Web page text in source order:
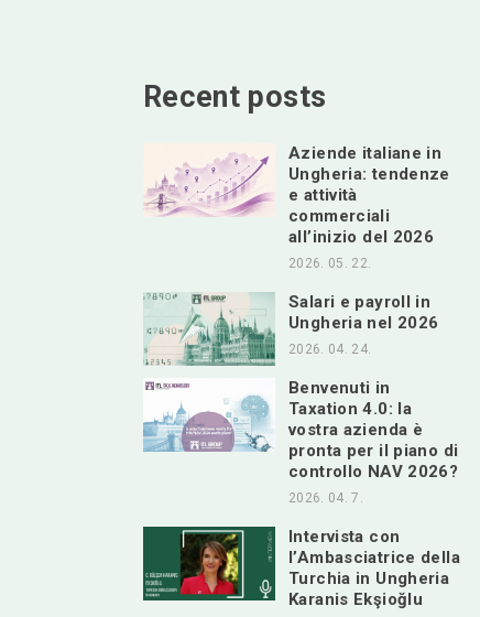
Recent posts
Aziende italiane in
Ungheria: tendenze
e attività
commerciali
all’inizio del 2026
2026. 05. 22.
Salari e payroll in
Ungheria nel 2026
2026. 04. 24.
Benvenuti in
Taxation 4.0: la
vostra azienda è
pronta per il piano di
controllo NAV 2026?
2026. 04. 7.
Intervista con
l’Ambasciatrice della
Turchia in Ungheria
Karanis Ekşioğlu